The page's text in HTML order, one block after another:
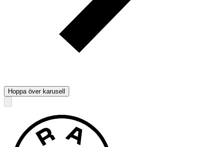
Hoppa över karusell